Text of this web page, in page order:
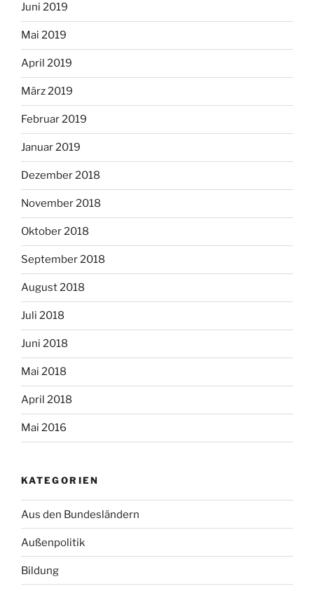
Juni 2019
Mai 2019
April 2019
März 2019
Februar 2019
Januar 2019
Dezember 2018
November 2018
Oktober 2018
September 2018
August 2018
Juli 2018
Juni 2018
Mai 2018
April 2018
Mai 2016
KATEGORIEN
Aus den Bundesländern
Außenpolitik
Bildung